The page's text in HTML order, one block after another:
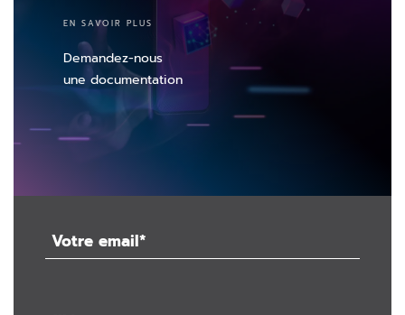
EN SAVOIR PLUS
Demandez-nous
une documentation